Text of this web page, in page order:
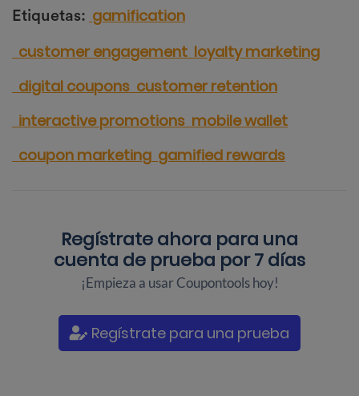
Etiquetas: gamification
customer engagement loyalty marketing
digital coupons customer retention
interactive promotions mobile wallet
coupon marketing gamified rewards
Regístrate ahora para una
cuenta de prueba por 7 días
¡Empieza a usar Coupontools hoy!
Regístrate para una prueba